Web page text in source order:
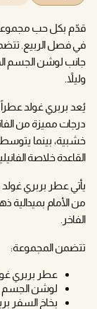
قدّم بكل حب مجموعة
جانب لوشن الجسم
وليلاً.
يُعد بربري غولد عطراً
درجات مميزة من
خشبية، بينما يتوسط
القاعدة خلاصة
يأتي عطر بربري غولد
من الأمام
الفاخر.
تتضمن المجموعة:
عطر بربري غولد بحجم
لوشن الجسم بربري
بخاخ السفر بربري